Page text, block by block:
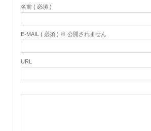
名前 ( 必須 )
E-MAIL ( 必須 ) ※ 公開されません
URL